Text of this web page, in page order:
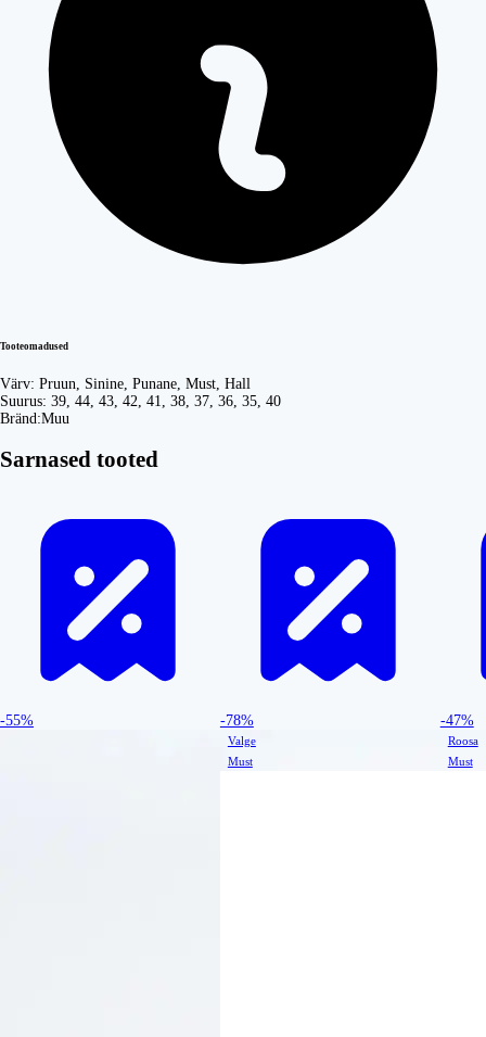
Tooteomadused
Värv: Pruun, Sinine, Punane, Must, Hall
Suurus: 39, 44, 43, 42, 41, 38, 37, 36, 35, 40
Bränd:Muu
Sarnased tooted
-55% -78%
Valge
Must
-47%
Roosa
Must